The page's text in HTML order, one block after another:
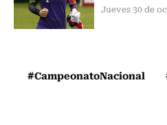
Jueves 30 de
#CampeonatoNacional